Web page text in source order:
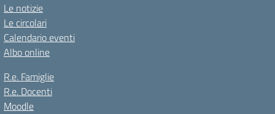
Le notizie
Le circolari
Calendario eventi
Albo online
R.e. Famiglie
R.e. Docenti
Moodle